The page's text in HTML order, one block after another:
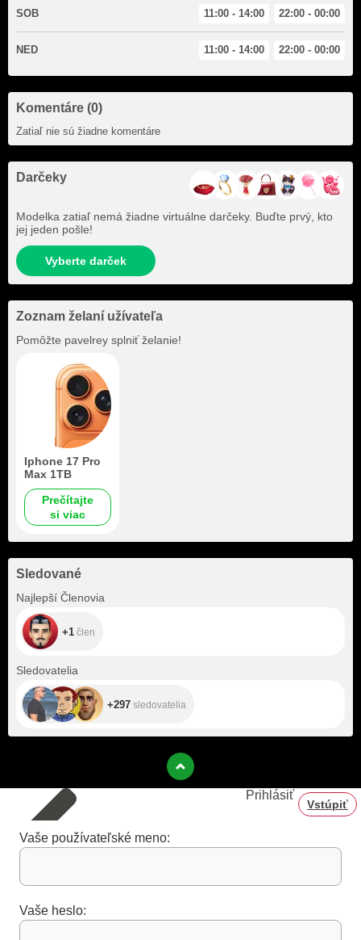
SOB 11:00 - 14:00 22:00 - 00:00
NED 11:00 - 14:00 22:00 - 00:00
Komentáre (0)
Zatiaľ nie sú žiadne komentáre
Darčeky
Modelka zatiaľ nemá žiadne virtuálne darčeky. Buďte prvý, kto
jej jeden pošle!
Vyberte darček
Zoznam želaní užívateľa
Pomôžte pavelrey splniť želanie!
Iphone 17 Pro
Max 1TB
Prečítajte
si viac
Sledované
Najlepší Členovia
+1
+1 člen
Sledovatelia
+297 sledovatelia
Prihlásiť
Vstúpiť
Vaše používateľské meno:
Vaše heslo: